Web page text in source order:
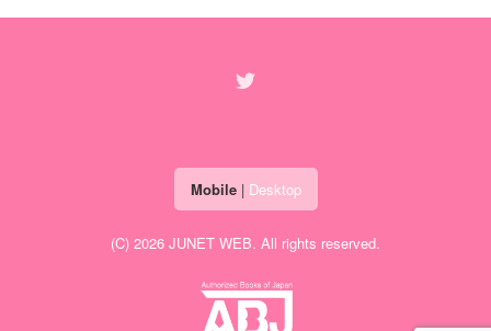
Mobile| Desktop
(C) 2026 JUNET WEB. All rights reserved.